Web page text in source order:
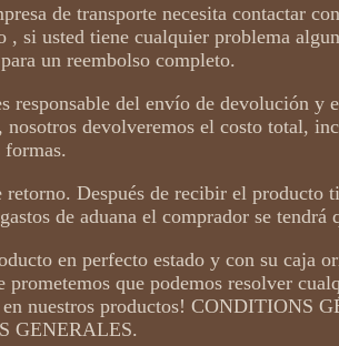
de transporte necesita contactar
si usted tiene cualquier problema
un reembolso completo.
responsable del envío de devolución y
devolveremos el costo total,
formas.
Después de recibir el producto
de aduana el comprador se tendrá
en perfecto estado y con su caja
que podemos resolver
nuestros productos! CONDITIONS
GENERALES.